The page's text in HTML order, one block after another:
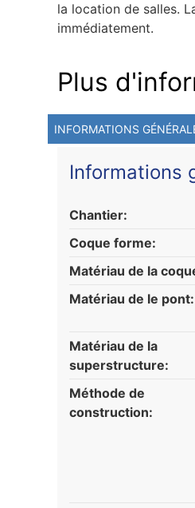
la location de salles.
immédiatement.
Plus
INFORMATIONS
Informations
Chantier:
Coque forme:
Matériau de la
Matériau de le pont:
Matériau de la
superstructure:
Méthode de
construction: